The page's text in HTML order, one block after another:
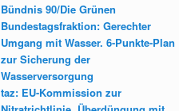
Bündnis 90/Die Grünen
Bundestagsfraktion: Gerechter
Umgang mit Wasser. 6-Punkte-Plan
zur Sicherung der
Wasserversorgung
taz: EU-Kommission zur